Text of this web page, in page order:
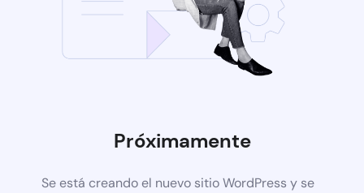
Próximamente
Se está creando el nuevo sitio WordPress y se